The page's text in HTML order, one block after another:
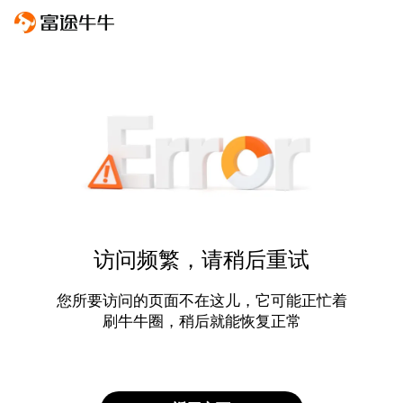
访问频繁，请稍后重试
您所要访问的页面不在这儿，它可能正忙着
刷牛牛圈，稍后就能恢复正常